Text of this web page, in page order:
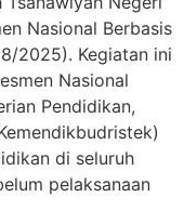
Nasional Berbasis
2025). Kegiatan ini
Nasional
Pendidikan,
di seluruh
pelaksanaan